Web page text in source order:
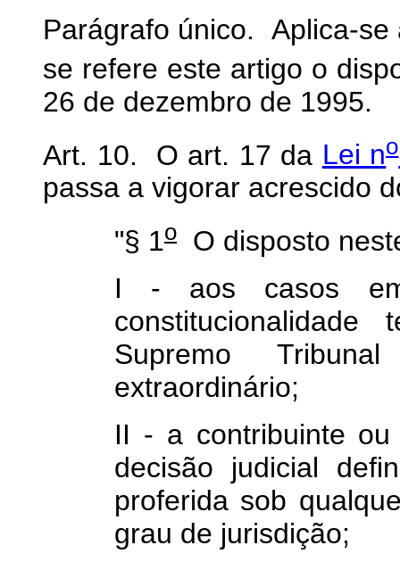
Parágrafo único. Aplica-
se refere este artigo o
26 de dezembro de 1995.
Art. 10. O art. 17 da Lei no
passa a vigorar acrescido
"§ 1o O disposto
I - aos casos
Supremo
extraordinário;
II - a contribuinte ou
decisão judicial
proferida sob
grau de jurisdição;